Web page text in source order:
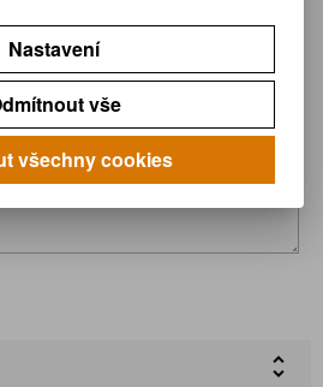
Nastavení
vše
všechny cookies